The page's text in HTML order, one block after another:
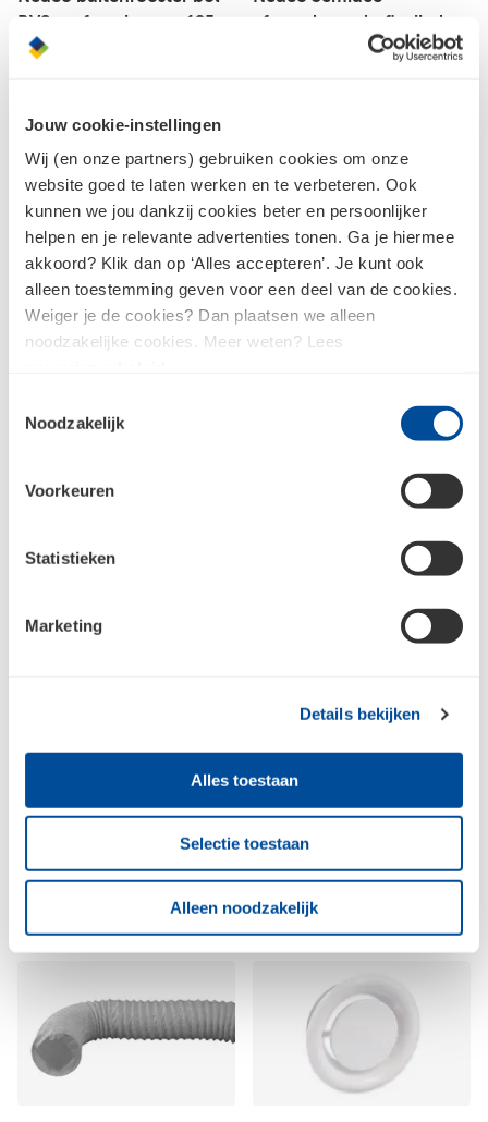
Jouw cookie-instellingen
Wij (en onze partners) gebruiken cookies om onze
website goed te laten werken en te verbeteren. Ook
kunnen we jou dankzij cookies beter en persoonlijker
helpen en je relevante advertenties tonen. Ga je hiermee
akkoord? Klik dan op ‘Alles accepteren’. Je kunt ook
alleen toestemming geven voor een deel van de cookies.
Weiger je de cookies? Dan plaatsen we alleen
noodzakelijke cookies. Meer weten? Lees
Noodzakelijk
Voorkeuren
Statistieken
Marketing
Details bekijken
Alles toestaan
Selectie toestaan
Alleen noodzakelijk
mm
Ø102 mm L=1,5 m
geluidsarm kunststof
alu 200x200 mm wit